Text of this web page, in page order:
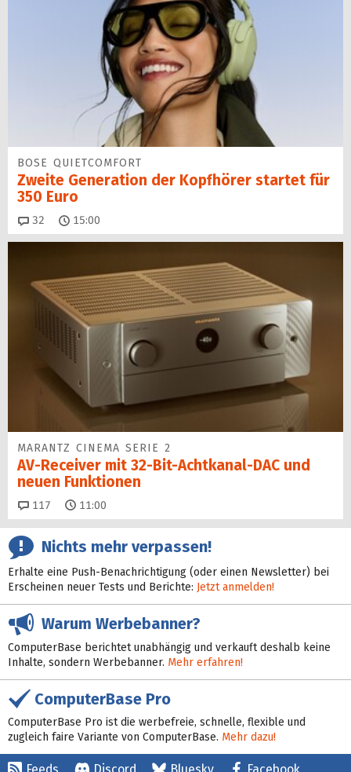
BOSE QUIETCOMFORT
Zweite Generation der Kopfhörer startet für
350 Euro
32 Kommentare
15:00
MARANTZ CINEMA SERIE 2
AV-Receiver mit 32-Bit-Acht­kanal-DAC und
neuen Funktionen
117 Kommentare
11:00
Nichts mehr verpassen!
Erhalte eine Push-Benachrichtigung (oder einen Newsletter) bei
Erscheinen neuer Tests und Berichte: Jetzt anmelden!
Warum Werbebanner?
ComputerBase berichtet unabhängig und verkauft deshalb keine
Inhalte, sondern Werbebanner. Mehr erfahren!
ComputerBase Pro
ComputerBase Pro ist die werbefreie, schnelle, flexible und
zugleich faire Variante von ComputerBase. Mehr dazu!